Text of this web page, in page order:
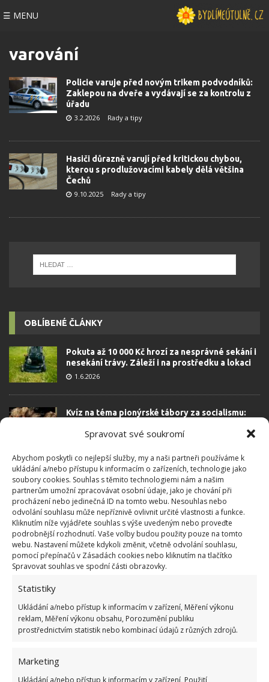
Spravovat své soukromí
Abychom poskytli co nejlepší služby, my a naši partneři používáme k
ukládání a/nebo přístupu k informacím o zařízeních, technologie jako
soubory cookies. Souhlas s těmito technologiemi nám a našim
partnerům umožní zpracovávat osobní údaje, jako je chování při
procházení nebo jedinečná ID na tomto webu. Nesouhlas nebo
odvolání souhlasu může nepříznivě ovlivnit určité vlastnosti a funkce.
Kliknutím níže vyjádřete souhlas s výše uvedeným nebo proveďte
podrobnější rozhodnutí. Vaše volby budou použity pouze na tomto
webu. Nastavení můžete kdykoli změnit, včetně odvolání souhlasu,
pomocí přepínačů v Zásadách cookies nebo kliknutím na tlačítko
Spravovat souhlas ve spodní části obrazovky.
Statistiky
Ukládání a/nebo přístup k informacím v zařízení, Měření výkonu
reklam, Měření výkonu obsahu, Porozumění publiku
prostřednictvím statistik nebo kombinací údajů z různých zdrojů.
Marketing
Ukládání a/nebo přístup k informacím v zařízení, Použití
☰ MENU
varování
Policie varuje před novým trikem podvodníků:
Zaklepou na dveře a vydávají se za kontrolu z
úřadu
3.2.2026 Rady a tipy
Hasiči důrazně varují před kritickou chybou,
kterou s prodlužovacími kabely dělá většina
Čechů
9.10.2025 Rady a tipy
OBLÍBENÉ ČLÁNKY
Pokuta až 10 000 Kč hrozí za nesprávné sekání i
nesekání trávy. Záleží i na prostředku a lokaci
1.6.2026
Kvíz na téma pionýrské tábory za socialismu:
12.5.2026
Test znalostí o každodenní realitě za
komunismu: 10 retro otázek ukáže, kdo má
dobrý přehled
23.6.2026
Retro kvíz o oblíbených autech v dobách
socialismu: Tehdejší řidiči musí získat 10 z 10
bodů
ŽHAVÉ NOVINKY